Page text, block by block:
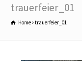
trauerfeier_01
Home trauerfeier_01